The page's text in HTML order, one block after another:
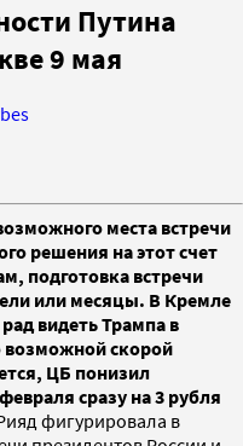
Путина
9 мая
места встречи
решения на этот счет
подготовка встречи
или месяцы. В Кремле
видеть Трампа в
возможной скорой
ЦБ понизил
сразу на 3 рубля
фигурировала в